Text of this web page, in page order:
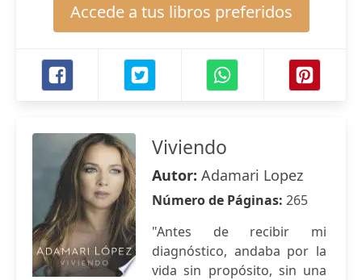
Accede a tus libros preferidos
Viviendo
Autor: Adamari Lopez
Número de Páginas: 265
"Antes de recibir mi
diagnóstico, andaba por la
vida sin propósito, sin una